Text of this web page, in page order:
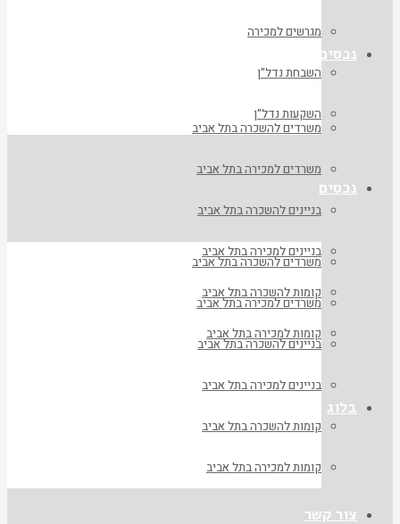
נכסים
משרדים להשכרה בתל אביב
משרדים למכירה בתל אביב
בניינים להשכרה בתל אביב
בניינים למכירה בתל אביב
קומות להשכרה בתל אביב
קומות למכירה בתל אביב
בלוג
צור קשר
מגרשים למכירה
השבחת נדל"ן
השקעות נדל"ן
נכסים
משרדים להשכרה בתל אביב
משרדים למכירה בתל אביב
בניינים להשכרה בתל אביב
בניינים למכירה בתל אביב
קומות להשכרה בתל אביב
קומות למכירה בתל אביב